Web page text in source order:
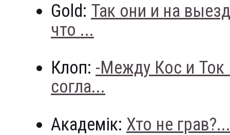
Gold: Так они и на
что ...
Клоп: -Между Кос и
согла...
Академік: Хто не грав?...